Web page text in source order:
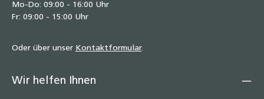
Mo-Do: 09:00 - 16:00 Uhr
Fr: 09:00 - 15:00 Uhr
Oder über unser Kontaktformular.
Wir helfen Ihnen